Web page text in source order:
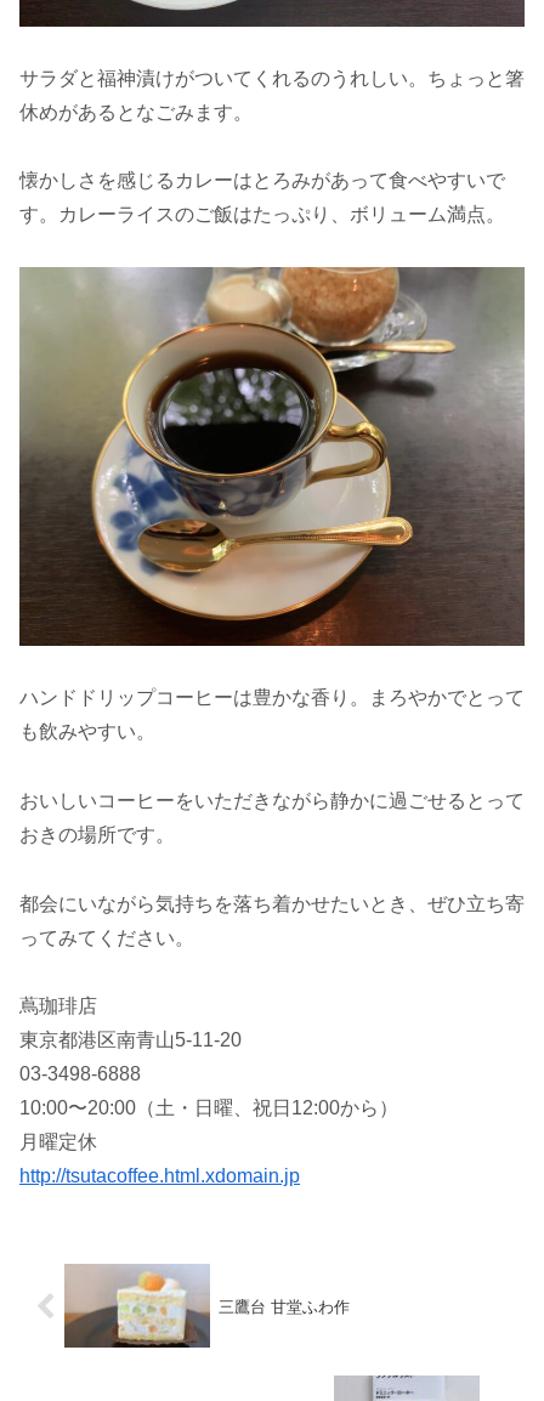
サラダと福神漬けがついてくれるのうれしい。ちょっと箸
休めがあるとなごみます。
懐かしさを感じるカレーはとろみがあって食べやすいで
す。カレーライスのご飯はたっぷり、ボリューム満点。
ハンドドリップコーヒーは豊かな香り。まろやかでとって
も飲みやすい。
おいしいコーヒーをいただきながら静かに過ごせるとって
おきの場所です。
都会にいながら気持ちを落ち着かせたいとき、ぜひ立ち寄
ってみてください。
蔦珈琲店
東京都港区南青山5-11-20
03-3498-6888
10:00〜20:00（土・日曜、祝日12:00から）
月曜定休
http://tsutacoffee.html.xdomain.jp
三鷹台 甘堂ふわ作